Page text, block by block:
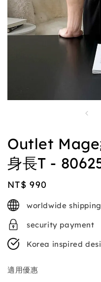
Outlet Mage
身長T -
Regular
price
NT$ 990
worldwide shipping
security payment
Korea inspired
適用優惠